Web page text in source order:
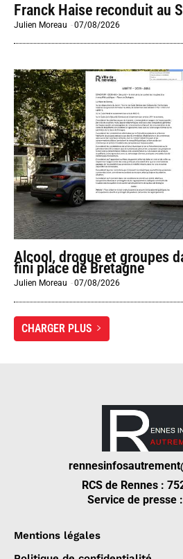
Franck Haise reconduit au
Julien Moreau -07/08/2026
Alcool, drogue et groupes
fini place de Bretagne
Julien Moreau -07/08/2026
CHARGER PLUS
RCS de Rennes :
Service de presse
Mentions légales